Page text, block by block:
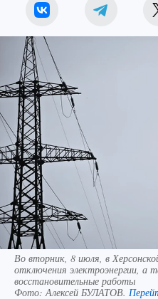
Во вторник, 8 июля, в
отключения электроэнергии,
восстановительные работы
Фото:Алексей БУЛАТОВ.